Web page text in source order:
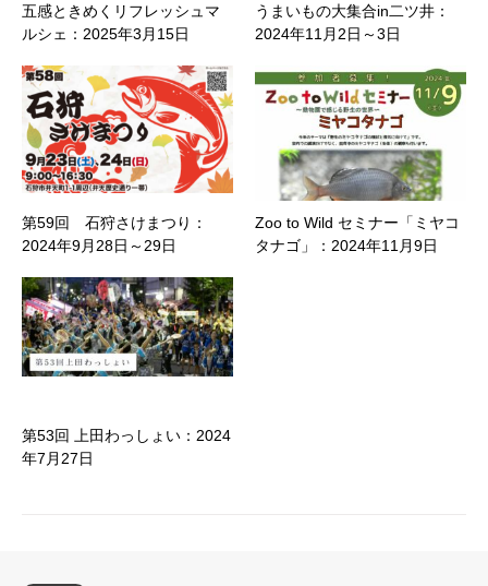
五感ときめくリフレッシュマ
ルシェ：2025年3月15日
うまいもの大集合in二ツ井：
2024年11月2日～3日
第59回 石狩さけまつり：
2024年9月28日～29日
Zoo to Wild セミナー「ミヤコ
タナゴ」：2024年11月9日
第53回 上田わっしょい：2024
年7月27日